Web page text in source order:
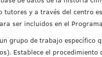
tutores y a través del centro
ser incluidos en el
grupo de trabajo específico
Establece el procedimiento